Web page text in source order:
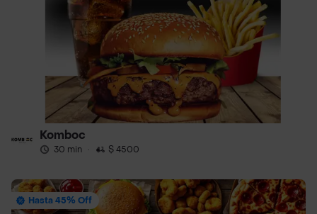
Komboc
30 min · $ 4500
Hasta 45% Off